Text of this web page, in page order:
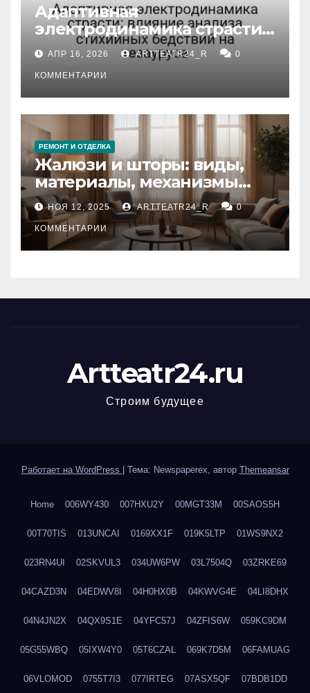
Адаптивная
электродинамика страсти:
влияние анализа
стихийных бедствий на
тезауруса
АПР 16, 2026 ARTTEATR24_R 0
КОММЕНТАРИИ
РЕМОНТ И ОТДЕЛКА
Жалюзи и шторы: виды,
материалы, механизмы
управления и уход
НОЯ 12, 2025 ARTTEATR24_R 0
КОММЕНТАРИИ
Artteatr24.ru
Строим будущее
Работает на WordPress Тема: Newspaperex, автор Themeansar
Home 006WY430 007HXU2Y 00MGT33M 00SAOS5H
00T70TIS 013UNCAI 0169XX1F 019K5LTP 01WS9NX2
023RN4UI 02SKVUL3 034UW6PW 03L7504Q 03ZRKE69
04CAZD3N 04EDWV8I 04H0HX0B 04KWVG4E 04LI8DHX
04N4JN2X 04QX9S1E 04YFC57J 04ZFIS6W 059KC9DM
05G55WBQ 05IXW4Y0 05T6CZAL 069K7D5M 06FAMUAG
06VLOMOD 0755T7I3 077IRTEG 07ASX5QF 07BDB1DD